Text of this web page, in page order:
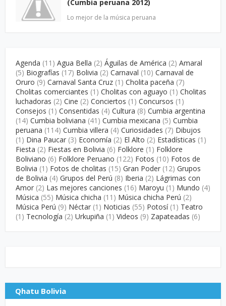
(Cumbia peruana 2012)
Lo mejor de la música peruana
Agenda (11) Agua Bella (2) Águilas de América (2) Amaral
(5) Biografías (17) Bolivia (2) Carnaval (10) Carnaval de
Oruro (9) Carnaval Santa Cruz (1) Cholita paceña (7)
Cholitas comerciantes (1) Cholitas con aguayo (1) Cholitas
luchadoras (2) Cine (2) Conciertos (1) Concursos (1)
Consejos (1) Consentidas (4) Cultura (8) Cumbia argentina
(14) Cumbia boliviana (41) Cumbia mexicana (5) Cumbia
peruana (114) Cumbia villera (4) Curiosidades (7) Dibujos
(1) Dina Paucar (3) Economía (2) El Alto (2) Estadísticas (1)
Fiesta (2) Fiestas en Bolivia (6) Folklore (1) Folklore
Boliviano (6) Folklore Peruano (122) Fotos (10) Fotos de
Bolivia (1) Fotos de cholitas (15) Gran Poder (12) Grupos
de Bolivia (4) Grupos del Perú (8) Iberia (2) Lágrimas con
Amor (2) Las mejores canciones (16) Maroyu (1) Mundo (4)
Música (55) Música chicha (11) Música chicha Perú (2)
Música Perú (9) Néctar (1) Noticias (55) Potosí (1) Teatro
(1) Tecnología (2) Urkupiña (1) Videos (9) Zapateadas (6)
Qhatu Bolivia